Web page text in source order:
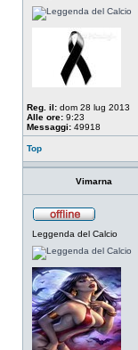
Reg. il: dom 28 lug 2013
Alle ore: 9:23
Messaggi: 49918
Top
Vimarna
Leggenda del Calcio